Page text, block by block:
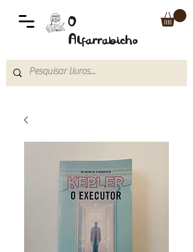
O
Alfarrabicho